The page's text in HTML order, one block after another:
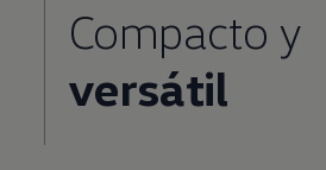
Compacto y
versátil